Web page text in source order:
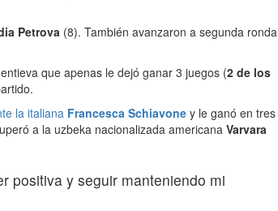
Petrova (8). También avanzaron a segunda ronda
que apenas le dejó ganar 3 juegos (2 de los
la italiana Francesca Schiavone y le ganó en tres
a la uzbeka nacionalizada americana Varvara
positiva y seguir manteniendo mi